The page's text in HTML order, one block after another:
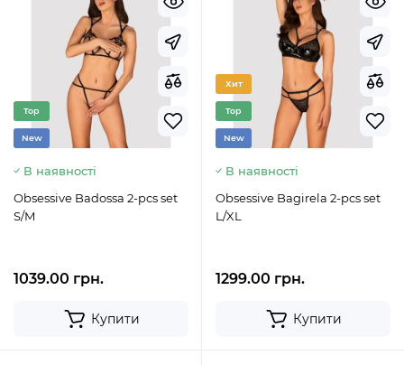
Top
New
В наявності
Obsessive Badossa 2-pcs set
S/M
1039.00 грн.
Купити
Хит
Top
New
В наявності
Obsessive Bagirela 2-pcs set
L/XL
1299.00 грн.
Купити